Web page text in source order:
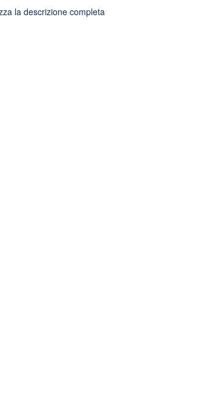
la descrizione completa